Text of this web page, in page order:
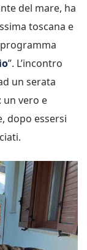
del mare, ha
toscana e
”. L’incontro
un serata
un vero e
dopo essersi